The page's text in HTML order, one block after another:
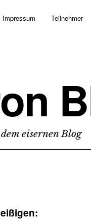
Impressum Teilnehmer
eisernen Blog